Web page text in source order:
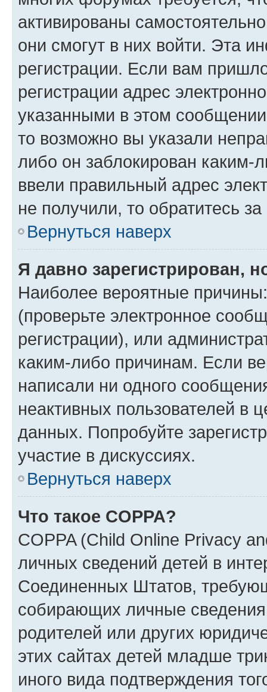
активированы
они смогут в них войти. Эта
регистрации. Если вам
регистрации адрес
указанными в этом
то возможно вы указали
либо он заблокирован
ввели правильный адрес
не получили, то обратитесь
Вернуться наверх
Я давно зарегистрирован,
Наиболее вероятные
(проверьте электронное
регистрации), или
каким-либо причинам. Если
написали ни одного
неактивных пользователей в
данных. Попробуйте
участие в дискуссиях.
Вернуться наверх
Что такое COPPA?
COPPA (Child Online Privacy
личных сведений детей в
Соединенных Штатов,
собирающих личные
родителей или других
этих сайтах детей младше
иного вида подтверждения